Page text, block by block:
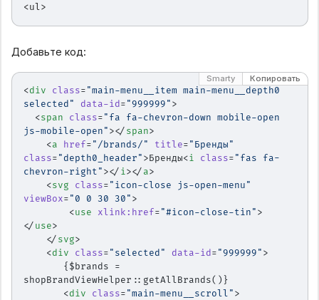
<ul>
Добавьте код:
Smarty Копировать
<div class="main-menu__item main-menu__depth0
selected" data-id="999999">
  <
span class="fa fa-chevron-down mobile-open
js-mobile-open"></span>
    <
a href="/brands/" title="Бренды"
class="depth0_header">Бренды<i class="fas fa-
chevron-right"></i></a>
    <
svg class="icon-close js-open-menu"
viewBox="0 0 30 30">
        <
use xlink:href="#icon-close-tin">
</use>
    </
svg>
    <
div class="selected" data-id="999999">
shopBrandViewHelper::getAllBrands()}
       <
div class="main-menu__scroll">